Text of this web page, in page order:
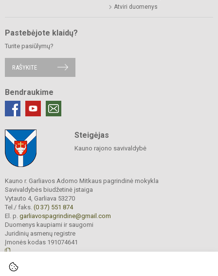
Atviri duomenys
Pastebėjote klaidų?
Turite pasiūlymų?
RAŠYKITE
Bendraukime
Steigėjas
Kauno rajono savivaldybė
Kauno r. Garliavos Adomo Mitkaus pagrindinė mokykla
Savivaldybės biudžetinė įstaiga
Vytauto 4, Garliava 53270
Tel./ faks. (0 37) 551 874
El. p. garliavospagrindine@gmail.com
Duomenys kaupiami ir saugomi
Juridinių asmenų registre
Įmonės kodas 191074641